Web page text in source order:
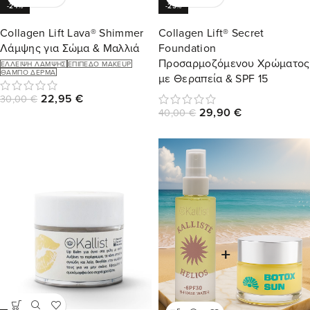
-24%
Collagen Lift Lava® Shimmer
Λάμψης για Σώμα & Μαλλιά
ΈΛΛΕΙΨΗ ΛΆΜΨΗΣ ΕΠΊΠΕΔΟ MAKEUP
ΘΑΜΠΌ ΔΈΡΜΑ
30,00€ 22,95 €
-25%
Collagen Lift® Secret
Foundation
Προσαρμοζόμενου Χρώματος
με Θεραπεία & SPF 15
40,00€ 29,90 €